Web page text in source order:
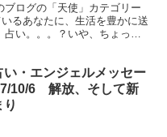
ログの「天使」カテゴリー
るあなたに、生活を豊かに送
い。。。？いや、ちょっと
い・エンジェルメッセー
10/6 解放、そして新
り